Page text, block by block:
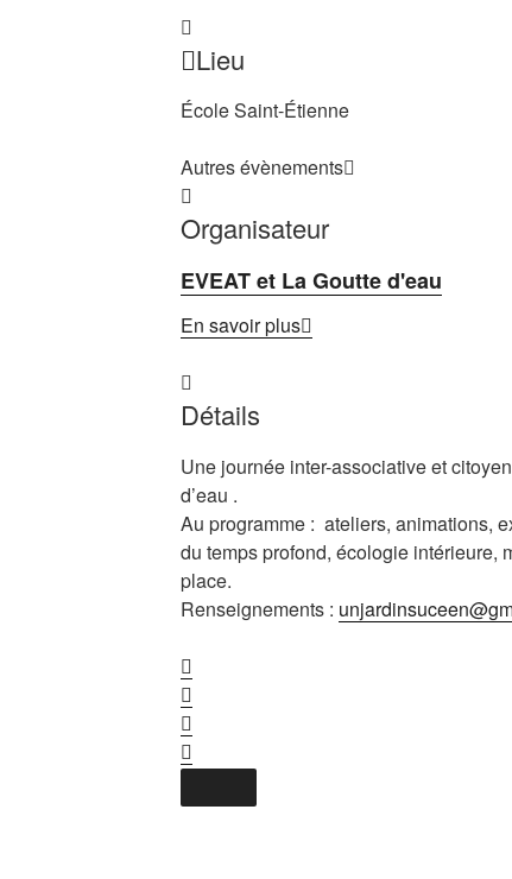
Lieu
École Saint-Étienne
Autres évènements
Organisateur
EVEAT et La Goutte d'eau
En savoir plus
Détails
Une journée inter-associative et
d’eau .
Au programme : ateliers, animations,
du temps profond, écologie intérieure,
place.
Renseignements :